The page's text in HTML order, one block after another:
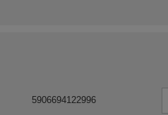
5906694122996